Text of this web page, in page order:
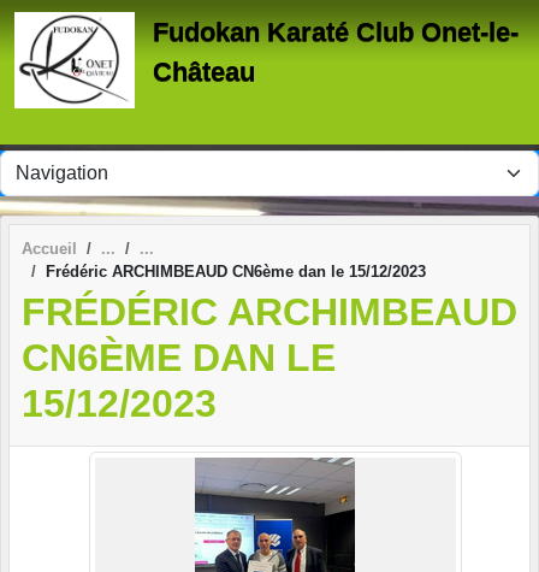
Fudokan Karaté Club Onet-le-
Château
Accueil
Frédéric ARCHIMBEAUD CN6ème dan le 15/12/2023
FRÉDÉRIC ARCHIMBEAUD
CN6ÈME DAN LE
15/12/2023
Panneau de gestion des cookies